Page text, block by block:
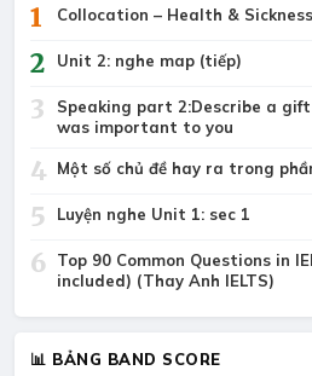
1 Collocation – Health & Sickness
2 Unit 2: nghe map (tiếp)
3
Speaking part 2:Describe a
was important to you
4 Một số chủ đề hay ra trong
5 Luyện nghe Unit 1: sec 1
6
Top 90 Common Questions in
included) (Thay Anh IELTS)
📊 BẢNG BAND SCORE